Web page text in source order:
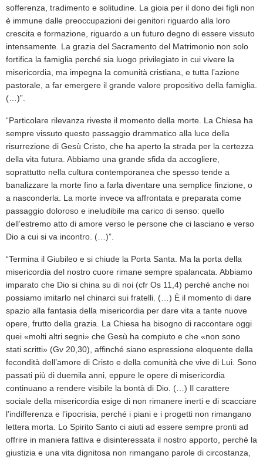
sofferenza, tradimento e solitudine. La gioia per il dono dei figli non
è immune dalle preoccupazioni dei genitori riguardo alla loro
crescita e formazione, riguardo a un futuro degno di essere vissuto
intensamente. La grazia del Sacramento del Matrimonio non solo
fortifica la famiglia perché sia luogo privilegiato in cui vivere la
misericordia, ma impegna la comunità cristiana, e tutta l’azione
pastorale, a far emergere il grande valore propositivo della famiglia.
(…)”.
“Particolare rilevanza riveste il momento della morte. La Chiesa ha
sempre vissuto questo passaggio drammatico alla luce della
risurrezione di Gesù Cristo, che ha aperto la strada per la certezza
della vita futura. Abbiamo una grande sfida da accogliere,
soprattutto nella cultura contemporanea che spesso tende a
banalizzare la morte fino a farla diventare una semplice finzione, o
a nasconderla. La morte invece va affrontata e preparata come
passaggio doloroso e ineludibile ma carico di senso: quello
dell’estremo atto di amore verso le persone che ci lasciano e verso
Dio a cui si va incontro. (…)”.
“Termina il Giubileo e si chiude la Porta Santa. Ma la porta della
misericordia del nostro cuore rimane sempre spalancata. Abbiamo
imparato che Dio si china su di noi (cfr Os 11,4) perché anche noi
possiamo imitarlo nel chinarci sui fratelli. (…) È il momento di dare
spazio alla fantasia della misericordia per dare vita a tante nuove
opere, frutto della grazia. La Chiesa ha bisogno di raccontare oggi
quei «molti altri segni» che Gesù ha compiuto e che «non sono
stati scritti» (Gv 20,30), affinché siano espressione eloquente della
fecondità dell’amore di Cristo e della comunità che vive di Lui. Sono
passati più di duemila anni, eppure le opere di misericordia
continuano a rendere visibile la bontà di Dio. (…) Il carattere
sociale della misericordia esige di non rimanere inerti e di scacciare
l’indifferenza e l’ipocrisia, perché i piani e i progetti non rimangano
lettera morta. Lo Spirito Santo ci aiuti ad essere sempre pronti ad
offrire in maniera fattiva e disinteressata il nostro apporto, perché la
giustizia e una vita dignitosa non rimangano parole di circostanza,